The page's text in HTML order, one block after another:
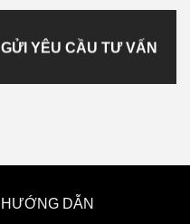
GỬI YÊU CẦU TƯ VẤN
HƯỚNG DẪN